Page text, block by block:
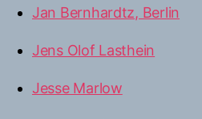
Jan Bernhardtz, Berlin
Jens Olof Lasthein
Jesse Marlow